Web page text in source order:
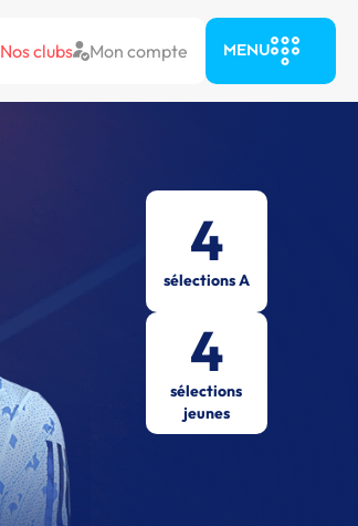
Nos clubs Mon compte MENU
4
sélections A
4
sélections
jeunes